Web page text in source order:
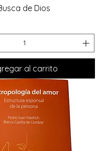
de Dios
al carrito